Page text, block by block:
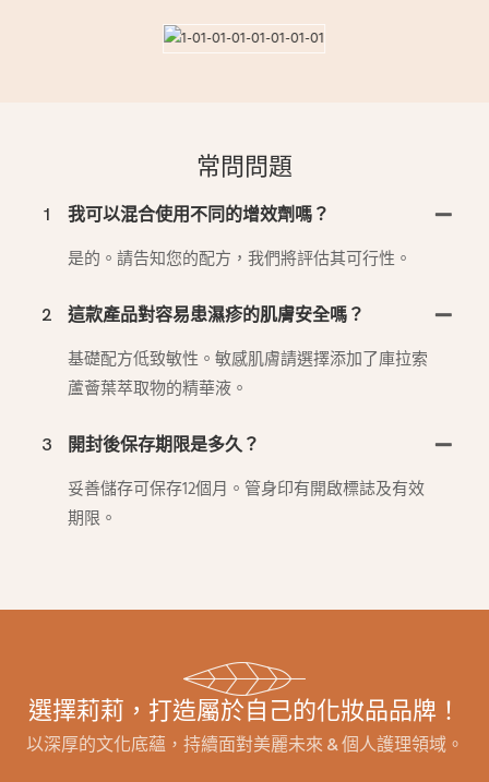
常問問題
1 我可以混合使用不同的增效劑嗎？
是的。請告知您的配方，我們將評估其可行性。
2 這款產品對容易患濕疹的肌膚安全嗎？
基礎配方低致敏性。敏感肌膚請選擇添加了庫拉索
蘆薈葉萃取物的精華液。
3 開封後保存期限是多久？
妥善儲存可保存12個月。管身印有開啟標誌及有效
期限。
選擇莉莉，打造屬於自己的化妝品品牌！
以深厚的文化底蘊，持續面對美麗未來 & 個人護理領域。